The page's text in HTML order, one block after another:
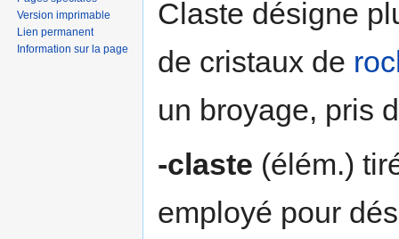
Claste désigne
de cristaux de
un broyage, pris
-claste (élém.)
employé pour
Version imprimable
Lien permanent
Information sur la page